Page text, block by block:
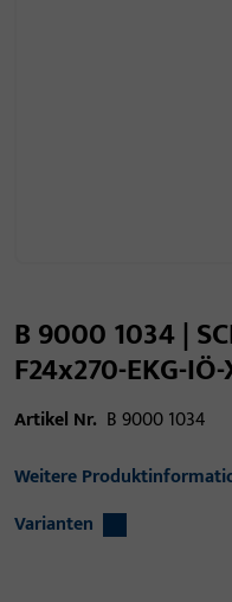
B 9000 1034 |
F24x270-EKG-
Artikel Nr. B 9000 1034
Weitere
Varianten